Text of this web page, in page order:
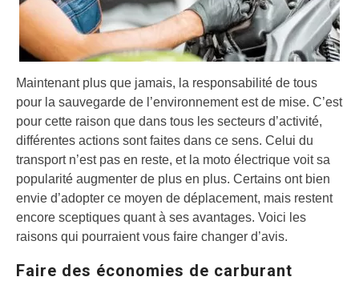
Maintenant plus que jamais, la responsabilité de tous
pour la sauvegarde de l’environnement est de mise. C’est
pour cette raison que dans tous les secteurs d’activité,
différentes actions sont faites dans ce sens. Celui du
transport n’est pas en reste, et la moto électrique voit sa
popularité augmenter de plus en plus. Certains ont bien
envie d’adopter ce moyen de déplacement, mais restent
encore sceptiques quant à ses avantages. Voici les
raisons qui pourraient vous faire changer d’avis.
Faire des économies de carburant